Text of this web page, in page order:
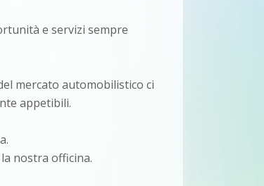
e servizi sempre
mercato automobilistico ci
appetibili.
nostra officina.